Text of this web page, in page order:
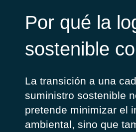
Por qué la
sostenible
La transición a una
suministro sostenible
pretende minimizar el
ambiental, sino que